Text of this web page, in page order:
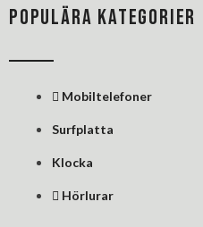
POPULÄRA KATEGORIER
Mobiltelefoner
Surfplatta
Klocka
Hörlurar